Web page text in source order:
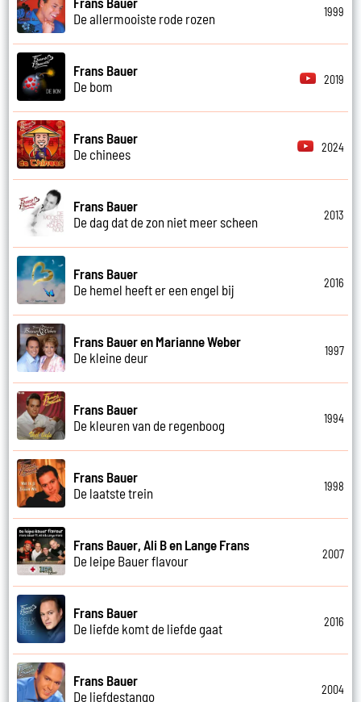
De allermooiste rode rozen
1999
Frans Bauer
De bom
2019
Frans Bauer
De chinees
2024
Frans Bauer
De dag dat de zon niet meer scheen
2013
Frans Bauer
De hemel heeft er een engel bij
2016
Frans Bauer en Marianne Weber
De kleine deur
1997
Frans Bauer
De kleuren van de regenboog
1994
Frans Bauer
De laatste trein
1998
Frans Bauer, Ali B en Lange Frans
De leipe Bauer flavour
2007
Frans Bauer
De liefde komt de liefde gaat
2016
Frans Bauer
De liefdestango
2004